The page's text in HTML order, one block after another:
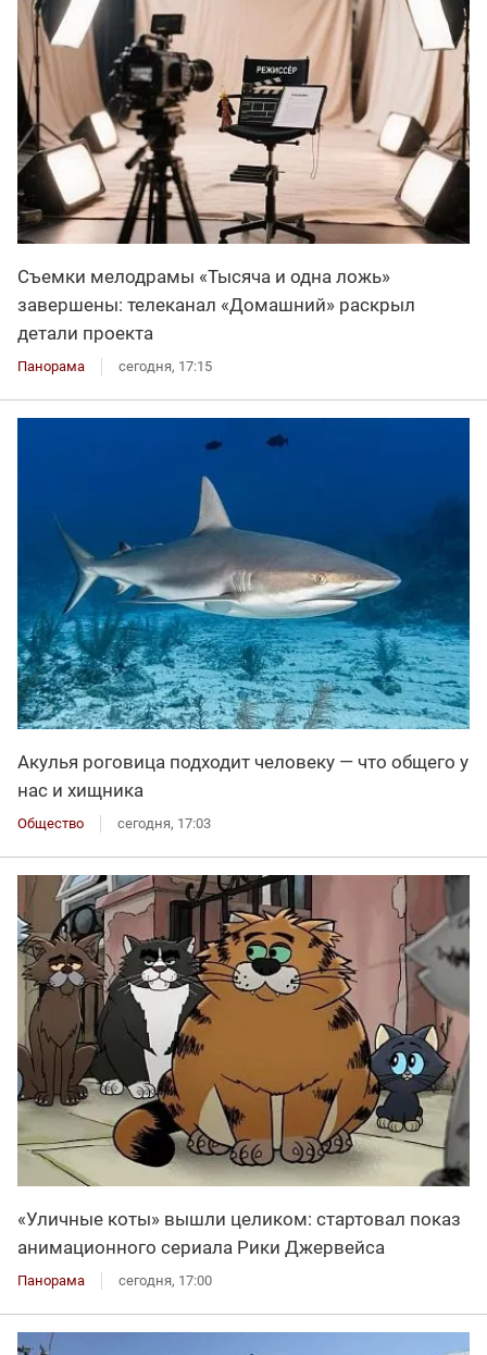
Съемки мелодрамы «Тысяча и одна ложь»
завершены: телеканал «Домашний» раскрыл
детали проекта
Панорама сегодня, 17:15
Акулья роговица подходит человеку — что общего у
нас и хищника
Общество сегодня, 17:03
«Уличные коты» вышли целиком: стартовал показ
анимационного сериала Рики Джервейса
Панорама сегодня, 17:00